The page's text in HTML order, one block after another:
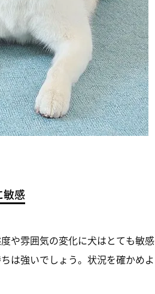
敏感
や雰囲気の変化に犬はとても敏感
は強いでしょう。状況を確かめよ